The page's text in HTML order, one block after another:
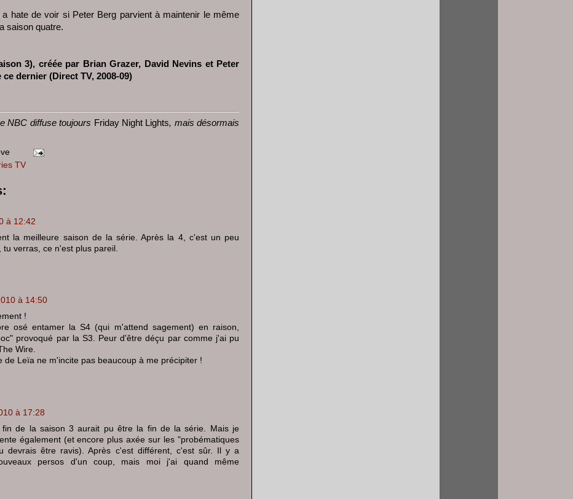
a hate de voir si Peter Berg parvient à maintenir le même
saison quatre.
3), créée par Brian Grazer, David Nevins et Peter
dernier (Direct TV, 2008-09)
NBC diffuse toujours Friday Night Lights, mais désormais
TV
à 12:42
la meilleure saison de la série. Après la 4, c'est un peu
tu verras, ce n'est plus pareil.
à 14:50
!
osé entamer la S4 (qui m'attend sagement) en raison,
provoqué par la S3. Peur d'être déçu par comme j'ai pu
Wire.
de Leïa ne m'incite pas beaucoup à me précipiter !
à 17:28
de la saison 3 aurait pu être la fin de la série. Mais je
également (et encore plus axée sur les "probématiques
devrais être ravis). Après c'est différent, c'est sûr. Il y a
persos d'un coup, mais moi j'ai quand même